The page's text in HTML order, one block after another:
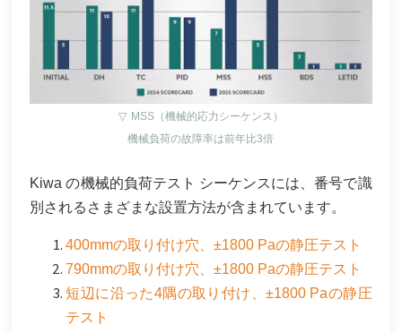
▽ MSS（機械的応力シーケンス）
機械負荷の故障率は前年比3倍
Kiwa の機械的負荷テスト シーケンスには、番号で識
別されるさまざまな設置方法が含まれています。
400mmの取り付け穴、±1800 Paの静圧テスト
790mmの取り付け穴、±1800 Paの静圧テスト
短辺に沿った4隅の取り付け、±1800 Paの静圧
テスト